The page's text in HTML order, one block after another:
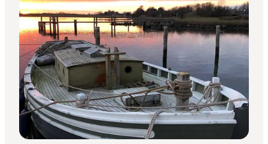
Oplev
Det sker
Spis og drik
Overnatning
Book oplevelser
For børn